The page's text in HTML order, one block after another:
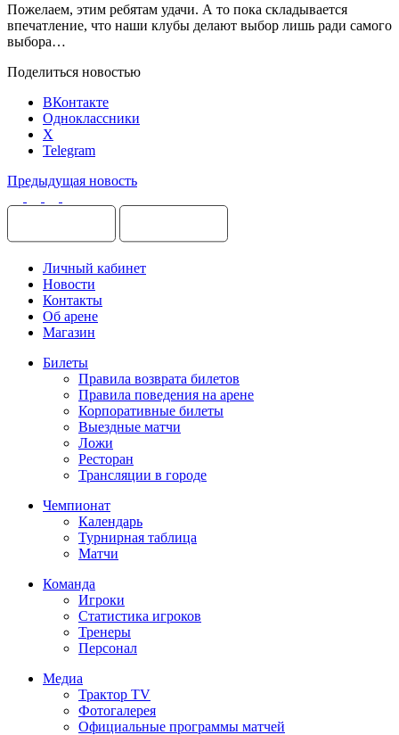
Пожелаем, этим ребятам удачи. А то пока складывается
впечатление, что наши клубы делают выбор лишь ради самого
выбора…
Поделиться новостью
ВКонтакте
Одноклассники
X
Telegram
Предыдущая новость
Личный кабинет
Новости
Контакты
Об арене
Магазин
Билеты
Правила возврата билетов
Правила поведения на арене
Корпоративные билеты
Выездные матчи
Ложи
Ресторан
Трансляции в городе
Чемпионат
Календарь
Турнирная таблица
Матчи
Команда
Игроки
Статистика игроков
Тренеры
Персонал
Медиа
Трактор TV
Фотогалерея
Официальные программы матчей